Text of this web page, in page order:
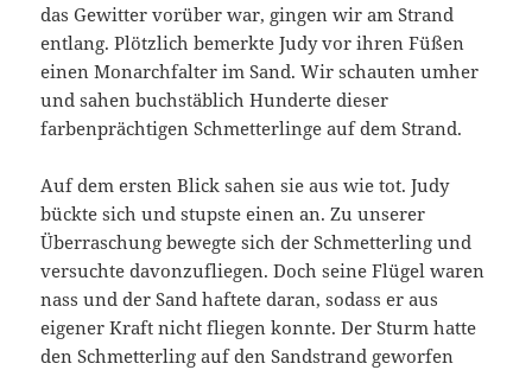
das Gewitter vorüber war, gingen wir am Strand
entlang. Plötzlich bemerkte Judy vor ihren Füßen
einen Monarchfalter im Sand. Wir schauten umher
und sahen buchstäblich Hunderte dieser
farbenprächtigen Schmet­terlinge auf dem Strand.
Auf dem ersten Blick sahen sie aus wie tot. Judy
bückte sich und stupste einen an. Zu unserer
Überraschung bewegte sich der Schmetterling und
versuchte davonzufliegen. Doch seine Flügel waren
nass und der Sand haftete daran, sodass er aus
eigener Kraft nicht fliegen konnte. Der Sturm hatte
den Schmetterling auf den Sandstrand geworfen